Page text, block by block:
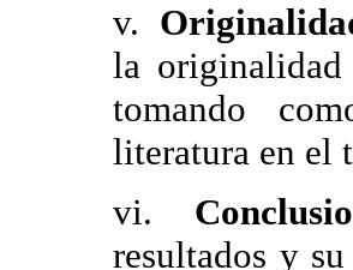
v.
la
tomando
literatura en el
vi.
resultados y